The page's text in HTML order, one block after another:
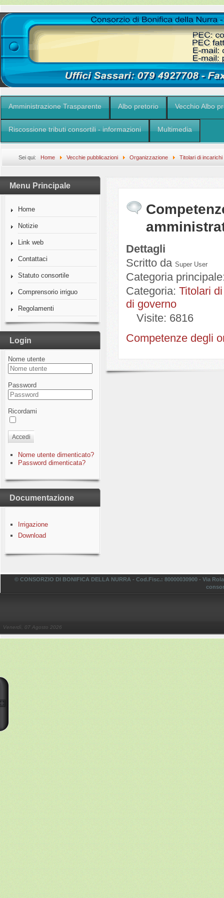
Amministrazione Trasparente Albo pretorio Vecchio Albo
Riscossione tributi consortili - informazioni Multimedia
Sei qui: Home Vecchie pubblicazioni Organizzazione
Titolari di
governo
Competenze degli organi di indirizzo politico-amministrativo
Menu Principale
Home
Notizie
Link web
Contattaci
Statuto consortile
Comprensorio irriguo
Regolamenti
Login
Nome utente
Password
Ricordami
Accedi
Nome utente dimenticato?
Password dimenticata?
Documentazione
Irrigazione
Download
Dettagli
Scritto da Super User
Categoria
Categoria: Titolari
di governo
Visite: 6816
Competenze degli
© CONSORZIO DI BONIFICA DELLA NURRA - Cod.Fisc.: 80000030900 - Via
Venerdì, 07 Agosto 2026